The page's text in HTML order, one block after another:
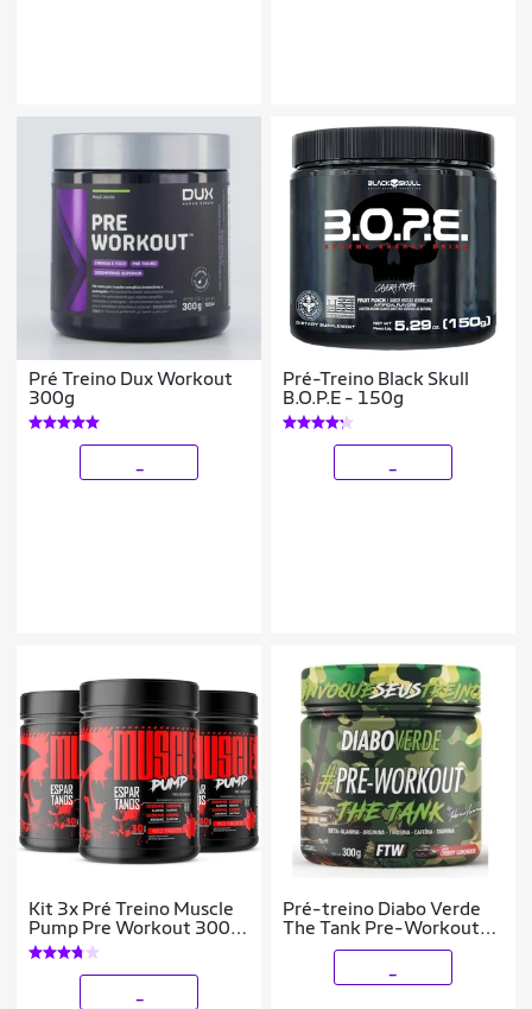
Pré Treino Dux Workout
300g
Pré-Treino Black Skull
B.O.P.E - 150g
Kit 3x Pré Treino Muscle
Pump Pre Workout 300g
Espartanos
Pré-treino Diabo Verde
The Tank Pre-Workout
(300g) FTW